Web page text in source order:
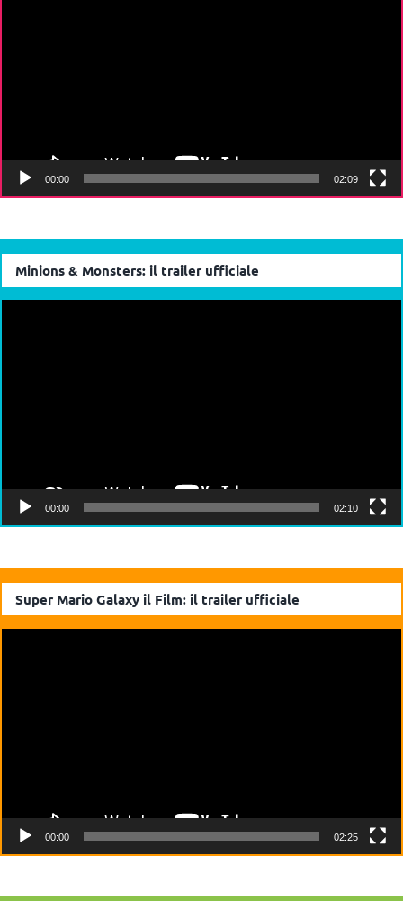
00:00 02:09
Minions & Monsters: il trailer ufficiale
00:00 02:10
Super Mario Galaxy il Film: il trailer ufficiale
00:00 02:25